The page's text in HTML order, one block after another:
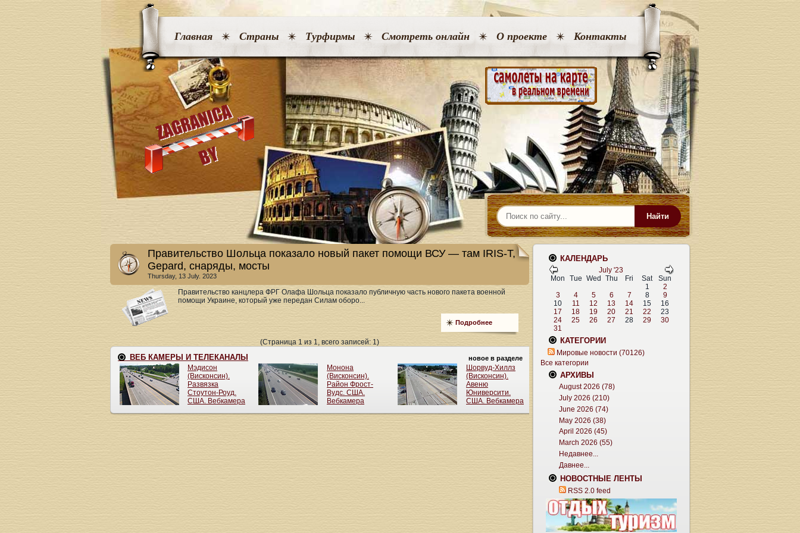
Главная Страны Турфирмы Смотреть онлайн О проекте Контакты
Найти
Правительство Шольца показало новый пакет помощи ВСУ — там IRIS-T,
Gepard, снаряды, мосты
Thursday, 13 July. 2023
Правительство канцлера ФРГ Олафа Шольца показало публичную часть нового пакета военной
помощи Украине, который уже передан Силам оборо...
Подробнее
(Страница 1 из 1, всего записей: 1)
КАЛЕНДАРЬ
July '23
Mon
Tue Wed Thu Fri Sat
Sun
1
2
3
4 5 6 7 8
9
10
11 12 13 14 15
16
17
18 19 20 21 22
23
24
25 26 27 28 29
30
31
КАТЕГОРИИ
Мировые новости (70126)
Все категории
АРХИВЫ
August 2026 (78)
July 2026 (210)
June 2026 (74)
May 2026 (38)
April 2026 (45)
March 2026 (55)
Недавнее...
Давнее...
НОВОСТНЫЕ ЛЕНТЫ
RSS 2.0 feed